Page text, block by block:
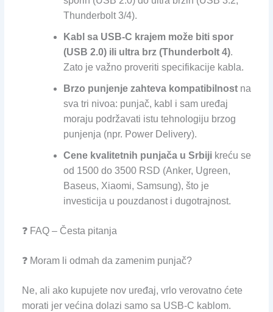
Thunderbolt 3/4).
Kabl sa USB-C krajem može biti spor
(USB 2.0) ili ultra brz (Thunderbolt 4).
Zato je važno proveriti specifikacije kabla.
Brzo punjenje zahteva kompatibilnostna
sva tri nivoa: punjač, kabl i sam uređaj
moraju podržavati istu tehnologiju brzog
punjenja (npr. Power Delivery).
Cene kvalitetnih punjača u Srbijikreću se
od 1500 do 3500 RSD (Anker, Ugreen,
Baseus, Xiaomi, Samsung), što je
investicija u pouzdanost i dugotrajnost.
❓ FAQ – Česta pitanja
❓ Moram li odmah da zamenim punjač?
Ne, ali ako kupujete nov uređaj, vrlo verovatno ćete
morati jer većina dolazi samo sa USB-C kablom.